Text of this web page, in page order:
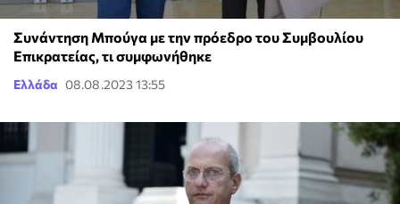
Συνάντηση Μπούγα με την πρόεδρο του Συμβουλίου
Επικρατείας, τι συμφωνήθηκε
Ελλάδα 08.08.2023 13:55